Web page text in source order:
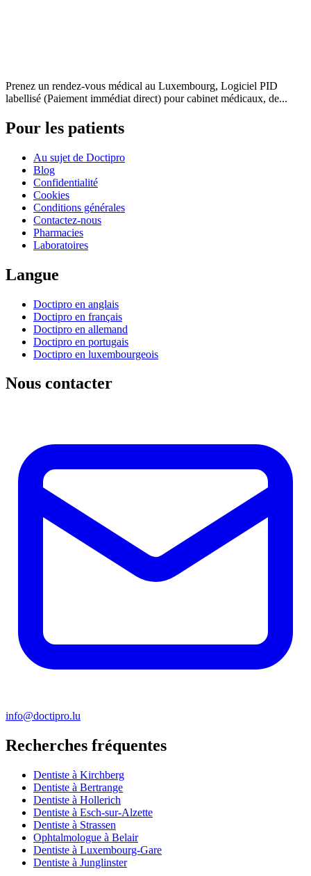
Prenez un rendez-vous médical au Luxembourg, Logiciel PID
labellisé (Paiement immédiat direct) pour cabinet médicaux, de...
Pour les patients
Au sujet de Doctipro
Blog
Confidentialité
Cookies
Conditions générales
Contactez-nous
Pharmacies
Laboratoires
Langue
Doctipro en anglais
Doctipro en français
Doctipro en allemand
Doctipro en portugais
Doctipro en luxembourgeois
Nous contacter
info@doctipro.lu
Recherches fréquentes
Dentiste à Kirchberg
Dentiste à Bertrange
Dentiste à Hollerich
Dentiste à Esch-sur-Alzette
Dentiste à Strassen
Ophtalmologue à Belair
Dentiste à Luxembourg-Gare
Dentiste à Junglinster